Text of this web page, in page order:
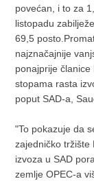
povećan, i to za
listopadu
69,5
najznačajnije
ponajprije članice
stopama rasta
poput SAD-a,
"To pokazuje da
zajedničko tržište
izvoza u SAD
zemlje OPEC-a